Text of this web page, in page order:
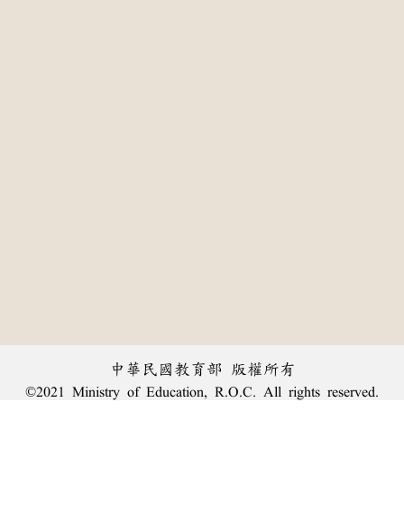
中華民國教育部 版權所有
©2021 Ministry of Education, R.O.C. All rights reserved.